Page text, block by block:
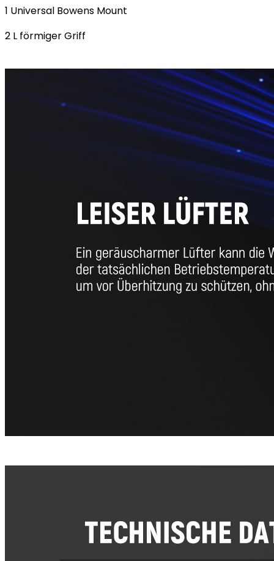
1 Universal Bowens Mount
2 L förmiger Griff